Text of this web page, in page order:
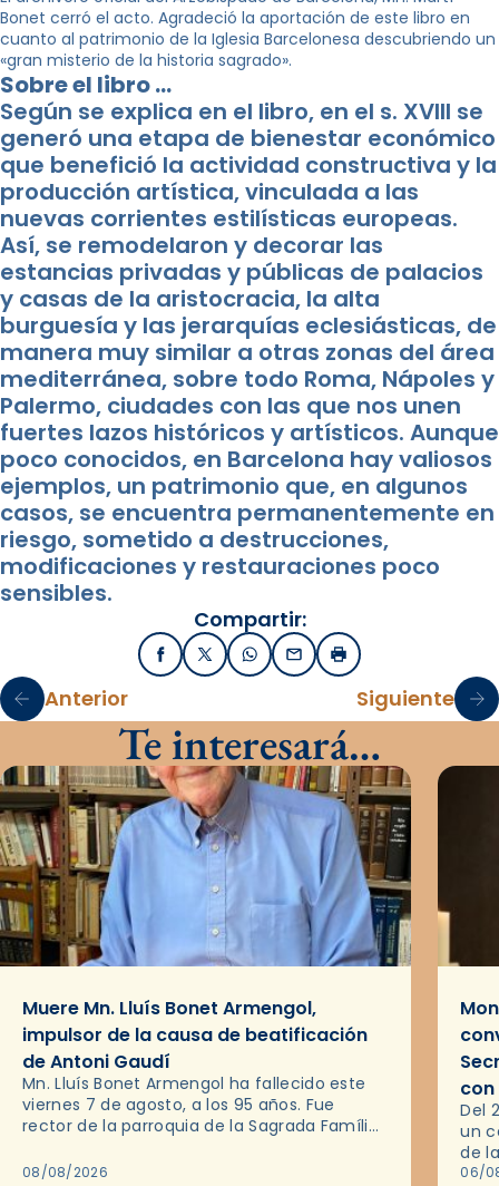
Bonet cerró el acto. Agradeció la aportación de este libro en
cuanto al patrimonio de la Iglesia Barcelonesa descubriendo un
«gran misterio de la historia sagrado».
Sobre el libro…
Según se explica en el libro, en el s. XVIII se
generó una etapa de bienestar económico
que benefició la actividad constructiva y la
producción artística, vinculada a las
nuevas corrientes estilísticas europeas.
Así, se remodelaron y decorar las
estancias privadas y públicas de palacios
y casas de la aristocracia, la alta
burguesía y las jerarquías eclesiásticas, de
manera muy similar a otras zonas del área
mediterránea, sobre todo Roma, Nápoles y
Palermo, ciudades con las que nos unen
fuertes lazos históricos y artísticos. Aunque
poco conocidos, en Barcelona hayvaliosos
ejemplos, un patrimonio que, en algunos
casos, se encuentra permanentemente en
riesgo, sometido a destrucciones,
modificaciones y restauraciones poco
sensibles.
Compartir:
FacebookX / TwitterWhatsApp
EmailImprimir
Anterior Siguiente
Te interesará…
Muere Mn. Lluís Bonet Armengol,
impulsor de la causa de beatificación
de Antoni Gaudí
Mn. Lluís Bonet Armengol ha fallecido este
viernes 7 de agosto, a los 95 años. Fue
rector de la parroquia de la Sagrada Família
08/08/2026
Del
un
de
en
06/